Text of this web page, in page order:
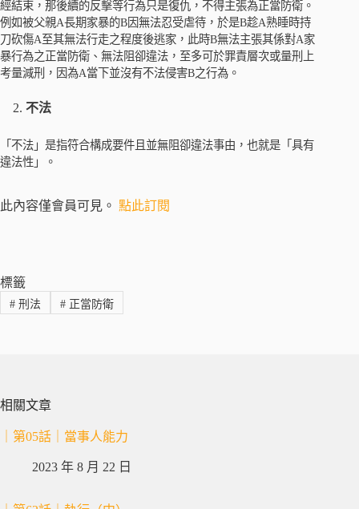
經結束，那後續的反擊等行為只是復仇，不得主張為正當防衛。
例如被父親A長期家暴的B因無法忍受虐待，於是B趁A熟睡時持
刀砍傷A至其無法行走之程度後逃家，此時B無法主張其係對A家
暴行為之正當防衛、無法阻卻違法，至多可於罪責層次或量刑上
考量減刑，因為A當下並沒有不法侵害B之行為。
2. 不法
「不法」是指符合構成要件且並無阻卻違法事由，也就是「具有
違法性」。
此內容僅會員可見。 點此訂閱
標籤
#刑法 #正當防衛
相關文章
｜第05話｜當事人能力
2023 年 8 月 22 日